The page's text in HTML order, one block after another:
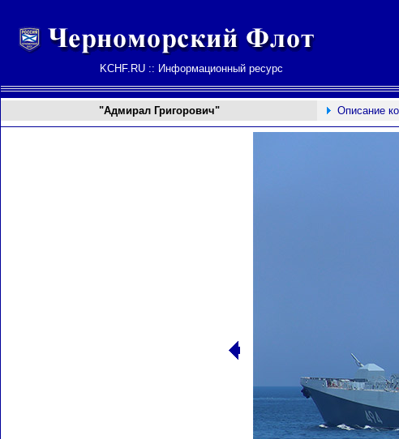
KCHF.RU :: Информационный ресурс
"Адмирал Григорович" Описание